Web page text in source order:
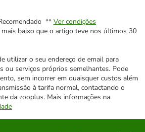
** Ver condições
baixo que o artigo teve nos últimos 30
utilizar o seu endereço de email para
ou serviços próprios semelhantes. Pode
sem incorrer em quaisquer custos além
à tarifa normal, contactando o
da zooplus. Mais informações na